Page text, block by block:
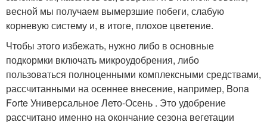
весной мы получаем вымерзшие побеги, слабую
корневую систему и, в итоге, плохое цветение.
Чтобы этого избежать, нужно либо в основные
подкормки включать микроудобрения, либо
пользоваться полноценными комплексными средствами,
рассчитанными на осеннее внесение, например, Bona
Forte Универсальное Лето-Осень . Это удобрение
рассчитано именно на окончание сезона вегетации